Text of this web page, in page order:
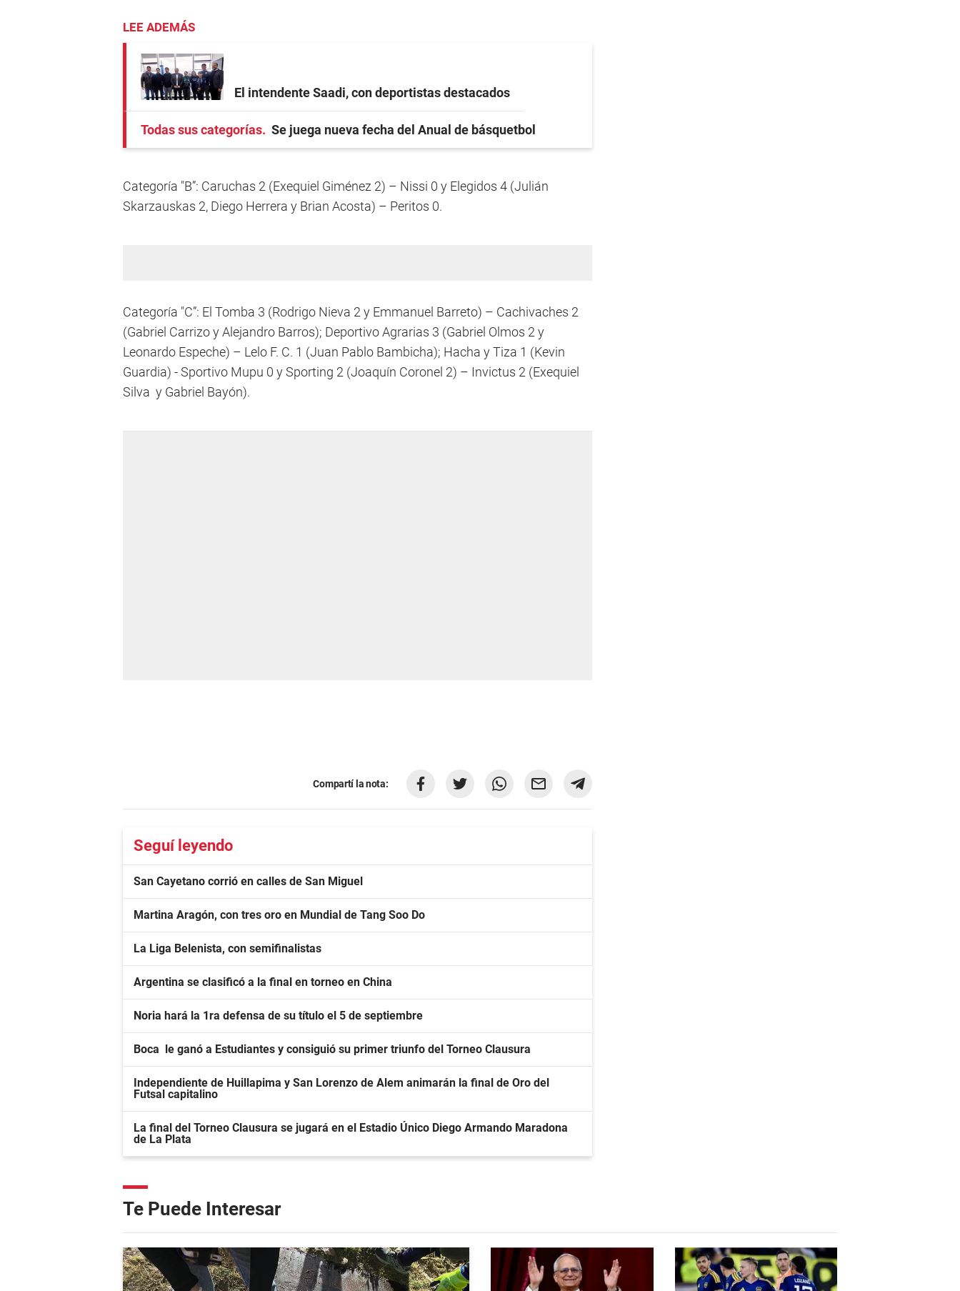
LEE ADEMÁS
El intendente Saadi, con deportistas destacados
Todas sus categorías Se juega nueva fecha del Anual de básquetbol
Categoría "B”: Caruchas 2 (Exequiel Giménez 2) – Nissi 0 y Elegidos 4 (Julián
Skarzauskas 2, Diego Herrera y Brian Acosta) – Peritos 0.
Categoría "C”: El Tomba 3 (Rodrigo Nieva 2 y Emmanuel Barreto) – Cachivaches 2
(Gabriel Carrizo y Alejandro Barros); Deportivo Agrarias 3 (Gabriel Olmos 2 y
Leonardo Espeche) – Lelo F. C. 1 (Juan Pablo Bambicha); Hacha y Tiza 1 (Kevin
Guardia) - Sportivo Mupu 0 y Sporting 2 (Joaquín Coronel 2) – Invictus 2 (Exequiel
Silva y Gabriel Bayón).
Compartí la nota:
Seguí leyendo
San Cayetano corrió en calles de San Miguel
Martina Aragón, con tres oro en Mundial de Tang Soo Do
La Liga Belenista, con semifinalistas
Argentina se clasificó a la final en torneo en China
Noria hará la 1ra defensa de su título el 5 de septiembre
Boca le ganó a Estudiantes y consiguió su primer triunfo del Torneo Clausura
Independiente de Huillapima y San Lorenzo de Alem animarán la final de Oro del
Futsal capitalino
La final del Torneo Clausura se jugará en el Estadio Único Diego Armando Maradona
de La Plata
Te Puede Interesar